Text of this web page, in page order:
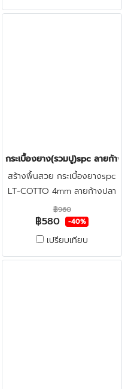
ลา(LT COTTO-Leon) 580฿
กระเบื้องยาง(รวมปู)spc ลายก้างป
สร้างพื้นสวย กระเบื้องยางspc
LT-COTTO 4mm ลายก้างปลา
ราคาโปรปูฟรี+ตรวจพื้นก่อนติด
ตั้ง แข็งแรง&สวยงาม,กัน
น้ำ&กันปลวก ปูทับพื้นเดิม-พื้น
฿960
฿580 -40%
เปรียบเทียบ